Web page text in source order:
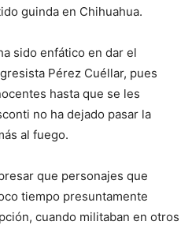
guinda en Chihuahua.
sido enfático en dar el
Pérez Cuéllar, pues
hasta que se les
no ha dejado pasar la
al fuego.
que personajes que
tiempo presuntamente
cuando militaban en otros